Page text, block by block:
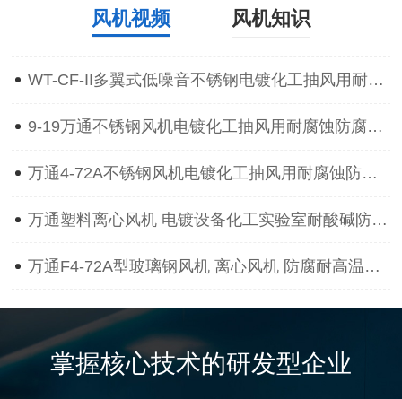
风机视频 风机知识
WT-CF-II多翼式低噪音不锈钢电镀化工抽风用耐腐蚀防腐离心通风机
9-19万通不锈钢风机电镀化工抽风用耐腐蚀防腐防爆离心通风机
万通4-72A不锈钢风机电镀化工抽风用耐腐蚀防腐防爆离心通风机
万通塑料离心风机 电镀设备化工实验室耐酸碱防腐蚀抽风用通风机
万通F4-72A型玻璃钢风机 离心风机 防腐耐高温离心风机
掌握核心技术的研发型企业